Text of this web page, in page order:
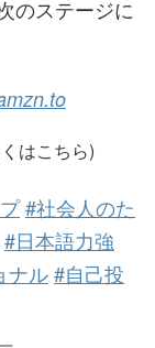
のステージに
はこちら)
#社会人のた
#日本語力強
ナル#自己投